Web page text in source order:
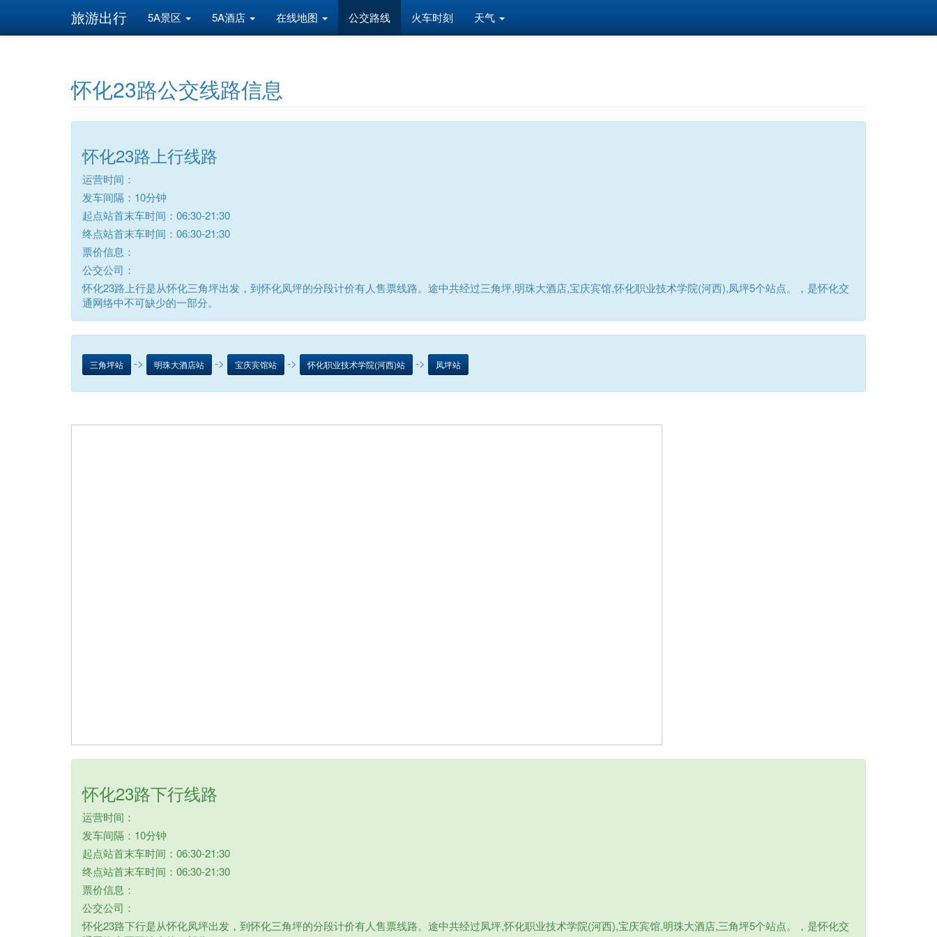
旅游出行 5A景区 5A酒店 在线地图 公交路线 火车时刻 天气
怀化23路公交线路信息
怀化23路上行线路
运营时间：
发车间隔：10分钟
起点站首末车时间：06:30-21:30
终点站首末车时间：06:30-21:30
票价信息：
公交公司：
怀化23路上行是从怀化三角坪出发，到怀化凤坪的分段计价有人售票线路。途中共经过三角坪,明珠大酒店,宝庆宾馆,怀化职业技术学院(河西),凤坪5个站点。，是怀化交
通网络中不可缺少的一部分。
三角坪站 -> 明珠大酒店站 -> 宝庆宾馆站 -> 怀化职业技术学院(河西)站 -> 凤坪站
怀化23路下行线路
运营时间：
发车间隔：10分钟
起点站首末车时间：06:30-21:30
终点站首末车时间：06:30-21:30
票价信息：
公交公司：
怀化23路下行是从怀化凤坪出发，到怀化三角坪的分段计价有人售票线路。途中共经过凤坪,怀化职业技术学院(河西),宝庆宾馆,明珠大酒店,三角坪5个站点。，是怀化交